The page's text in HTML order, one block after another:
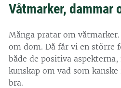
Våtmarker, dammar
Många pratar om
om dom. Då får vi en större
både de positiva aspekterna,
kunskap om vad som
bra.